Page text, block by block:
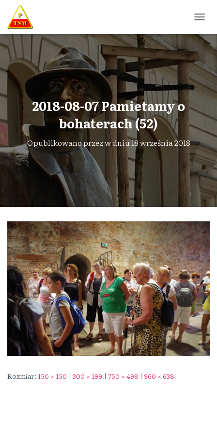
R
Z
Ł
Ą
C
W
G
A
C
J
Ę
2018-08-07 Pamietamy o
bohaterach (52)
Opublikowano przezw dniu18 września 2018
Rozmiar: 150 × 150 | 300 × 199 | 750 × 498 | 960 × 638